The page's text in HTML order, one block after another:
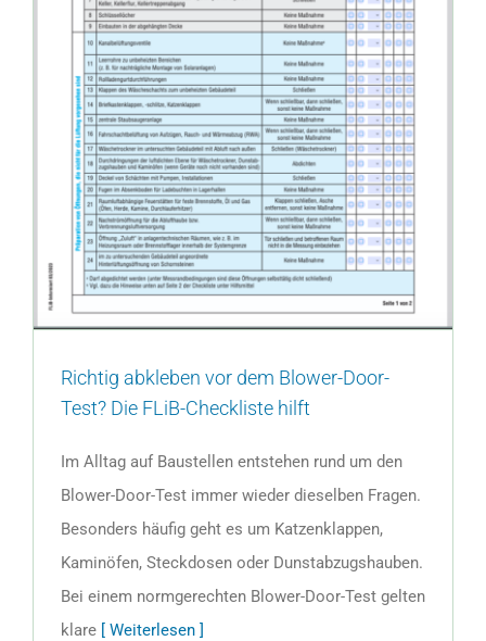
Richtig abkleben vor dem Blower-Door-
Test? Die FLiB-Checkliste hilft
Im Alltag auf Baustellen entstehen rund um den
Blower-Door-Test immer wieder dieselben Fragen.
Besonders häufig geht es um Katzenklappen,
Kaminöfen, Steckdosen oder Dunstabzugshauben.
Bei einem normgerechten Blower-Door-Test gelten
klare [ Weiterlesen ]